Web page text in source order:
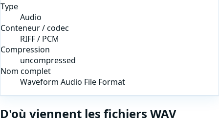
Type
Audio
Conteneur / codec
RIFF / PCM
Compression
uncompressed
Nom complet
Waveform Audio File Format
D'où viennent les fichiers WAV